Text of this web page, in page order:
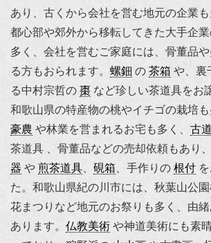
あり、古くから会社を営む地元の企業も
都心部や郊外から移転してきた大手企
多く、会社を営むご家庭には、骨董品
る方もおられます。 螺鈿 の 茶箱 や、裏
る中村宗哲の 棗 など珍しい茶道具をお
和歌山県の特産物の桃やイチゴの栽培
豪農 や林業を営まれるお宅も多く、 古
茶道具 、骨董品などの売却依頼もあり、
器 や 煎茶道具 硯箱 、手作りの 根付
た。和歌山県紀の川市には、秋葉山公
花まつりなど地元のお祭りも多く、由緒
あります。 仏教美術 や神道美術にも素